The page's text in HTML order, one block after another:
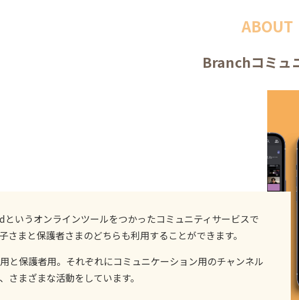
ABOUT
Branchコミュ
というオンラインツールをつかったコミュニティサービスで
さまと保護者さまのどちらも利用することができます。
と保護者用。それぞれにコミュニケーション用のチャンネル
さまざまな活動をしています。